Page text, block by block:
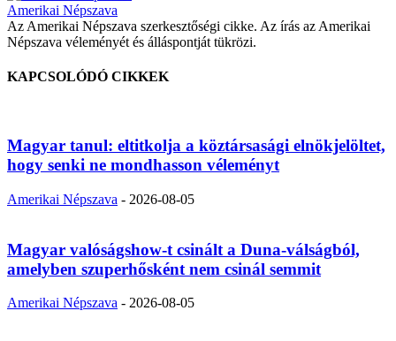
Amerikai Népszava
Az Amerikai Népszava szerkesztőségi cikke. Az írás az Amerikai
Népszava véleményét és álláspontját tükrözi.
KAPCSOLÓDÓ CIKKEK
Magyar tanul: eltitkolja a köztársasági elnökjelöltet,
hogy senki ne mondhasson véleményt
Amerikai Népszava - 2026-08-05
Magyar valóságshow-t csinált a Duna-válságból,
amelyben szuperhősként nem csinál semmit
Amerikai Népszava - 2026-08-05